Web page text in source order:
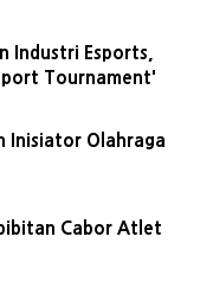
Industri Esports,
Tournament'
Inisiator Olahraga
Cabor Atlet